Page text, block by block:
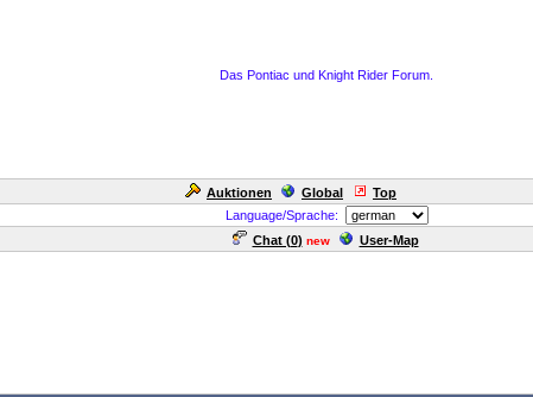
Das Pontiac und Knight Rider Forum.
Auktionen Global Top
Language/Sprache:
Chat (0) new User-Map